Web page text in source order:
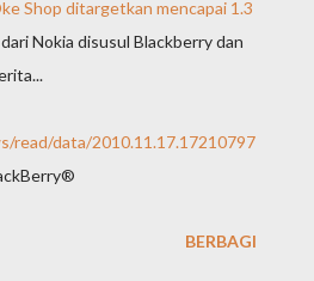
Shop ditargetkan mencapai 1.3
Nokia disusul Blackberry dan
read/data/2010.11.17.17210797
BERBAGI